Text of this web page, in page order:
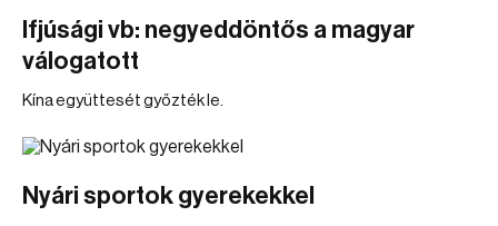
Ifjúsági vb: negyeddöntős a magyar
válogatott
Kína együttesét győzték le.
Nyári sportok gyerekekkel